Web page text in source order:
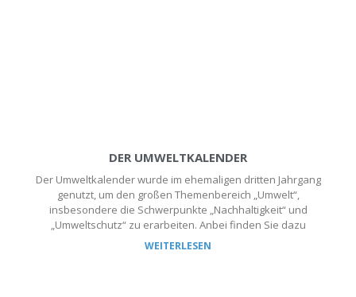
DER UMWELTKALENDER
Der Umweltkalender wurde im ehemaligen dritten Jahrgang
genutzt, um den großen Themenbereich „Umwelt“,
insbesondere die Schwerpunkte „Nachhaltigkeit“ und
„Umweltschutz“ zu erarbeiten. Anbei finden Sie dazu
WEITERLESEN